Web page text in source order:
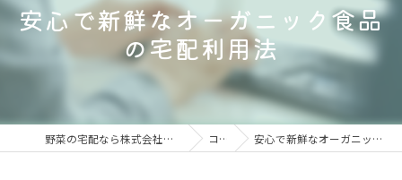
安心で新鮮なオーガニック食品
の宅配利用法
野菜の宅配なら株式会社大阪愛農食品センター コラム 安心で新鮮なオーガニック食品の宅配利用法